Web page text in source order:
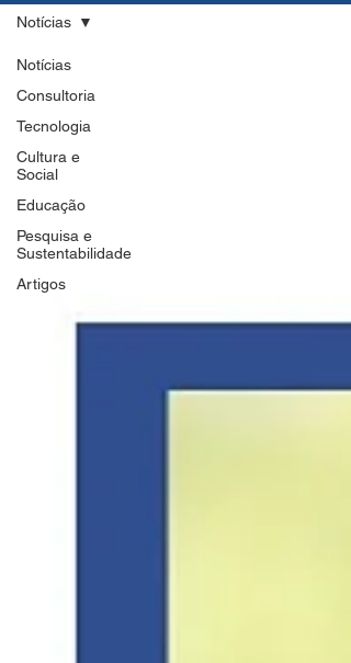
Notícias
Consultoria
Tecnologia
Cultura e
Social
Educação
Pesquisa e
Sustentabilidade
Artigos
Notícias